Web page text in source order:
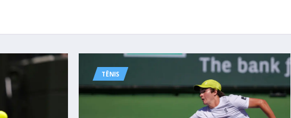
TÊNIS